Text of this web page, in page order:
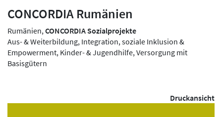
CONCORDIA Rumänien
Rumänien, CONCORDIA Sozialprojekte
Aus- & Weiterbildung, Integration, soziale Inklusion &
Empowerment, Kinder- & Jugendhilfe, Versorgung mit
Basisgütern
Druckansicht